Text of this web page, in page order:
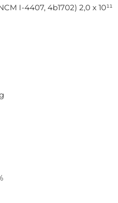
I-4407, 4b1702) 2,0 x 10¹¹